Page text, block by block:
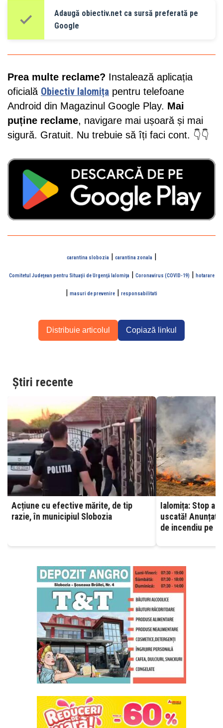
Adaugă obiectiv.net ca sursă preferată pe
Google
Prea multe reclame? Instalează aplicația
oficială Obiectiv Ialomița pentru telefoane
Android din Magazinul Google Play. Mai
puține reclame, navigare mai ușoară și mai
sigură. Gratuit. Nu trebuie să îți faci cont. 👇👇
carantina slobozia | carantina zonala |
Comitetul Judeţean pentru Situaţii de Urgenţă Ialomiţa| Coronavirus (COVID-19) | hotarare
| masuri de prevenire | responsabilitati
Distribuie articolul Copiază linkul
Știri recente
Acțiune cu efective mărite, de tip
razie, în municipiul Slobozia
Ialomița: Stop
uscată! Anunțați
de incendiu pe